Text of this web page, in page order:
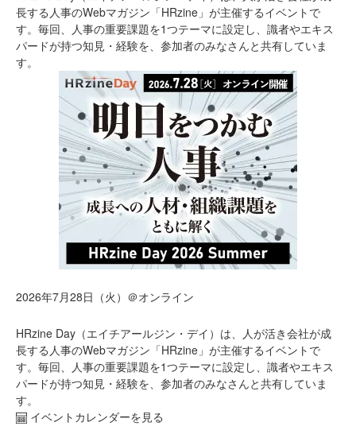
長する人事のWebマガジン「HRzine」が主催するイベントで
す。毎回、人事の重要課題を1つテーマに設定し、識者やエキス
パードが持つ知見・経験を、参加者のみなさんと共有していま
す。
2026年7月28日（火）＠オンライン
HRzine Day（エイチアールジン・デイ）は、人が活き会社が成
長する人事のWebマガジン「HRzine」が主催するイベントで
す。毎回、人事の重要課題を1つテーマに設定し、識者やエキス
パードが持つ知見・経験を、参加者のみなさんと共有していま
す。
イベントカレンダーを見る